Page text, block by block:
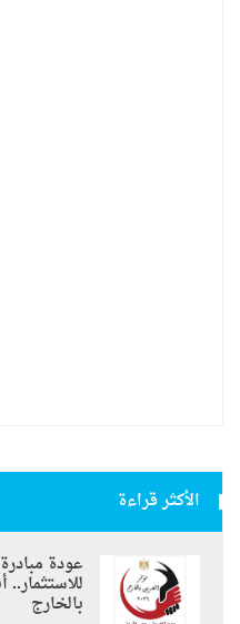
الأكثر قراءة
عودة
بالخارج